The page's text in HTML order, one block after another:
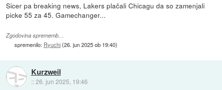
Sicer pa breaking news, Lakers plačali Chicagu da so zamenjali
picke 55 za 45. Gamechanger...
Zgodovina sprememb…
spremenilo: Ryuchi(26. jun 2025 ob 19:40)
Kurzweil
::26. jun 2025, 19:46